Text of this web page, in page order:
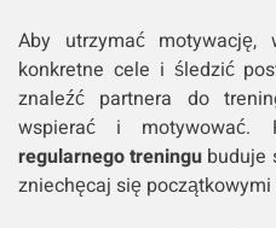
Aby utrzymać motywację,
konkretne cele i śledzić
znaleźć partnera do
wspierać i
regularnego treningu buduje
zniechęcaj się